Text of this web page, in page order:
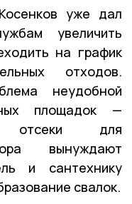
уже дал
увеличить
на график
отходов.
неудобной
площадок —
отсеки для
вынуждают
и сантехнику
свалок.